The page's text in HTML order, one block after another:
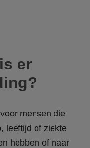
er
mensen die
leeftijd of ziekte
hebben of naar